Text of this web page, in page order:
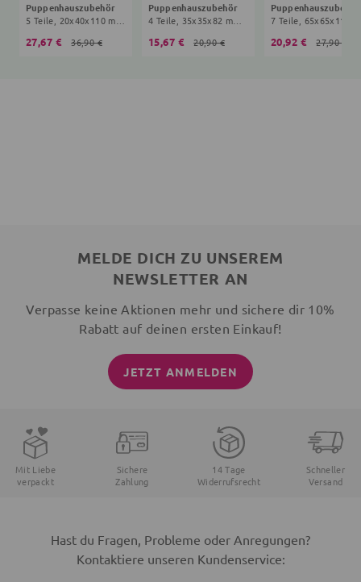
Puppenhauszubehör
5 Teile, 20x40x110 mm, 3+ Jahre, bunt
27,67 € 36,90 €
Puppenhauszubehör
4 Teile, 35x35x82 mm, 4+ Jahre, bunt
15,67 € 20,90 €
Puppenhauszubehör
20,92 € 27,90 €
MELDE DICH ZU UNSEREM
NEWSLETTER AN
Verpasse keine Aktionen mehr und sichere dir 10%
Rabatt auf deinen ersten Einkauf!
JETZT ANMELDEN
Mit Liebe
verpackt
Sichere
Zahlung
14 Tage
Widerrufsrecht
Schneller
Versand
Hast du Fragen, Probleme oder Anregungen?
Kontaktiere unseren Kundenservice: